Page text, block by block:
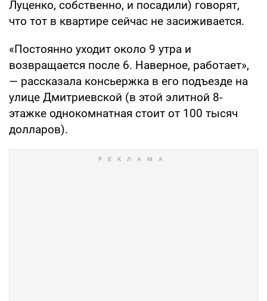
Луценко, собственно, и посадили) говорят,
что тот в квартире сейчас не засиживается.
«Постоянно уходит около 9 утра и
возвращается после 6. Наверное, работает»,
— рассказала консьержка в его подъезде на
улице Дмитриевской (в этой элитной 8-
этажке однокомнатная стоит от 100 тысяч
долларов).